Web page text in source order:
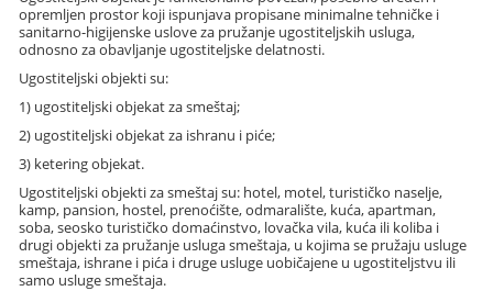
opremljen prostor koji ispunjava propisane minimalne tehničke i
sanitarno-higijenske uslove za pružanje ugostiteljskih usluga,
odnosno za obavljanje ugostiteljske delatnosti.
Ugostiteljski objekti su:
1) ugostiteljski objekat za smeštaj;
2) ugostiteljski objekat za ishranu i piće;
3) ketering objekat.
Ugostiteljski objekti za smeštaj su: hotel, motel, turističko naselje,
kamp, pansion, hostel, prenoćište, odmaralište, kuća, apartman,
soba, seosko turističko domaćinstvo, lovačka vila, kuća ili koliba i
drugi objekti za pružanje usluga smeštaja, u kojima se pružaju usluge
smeštaja, ishrane i pića i druge usluge uobičajene u ugostiteljstvu ili
samo usluge smeštaja.